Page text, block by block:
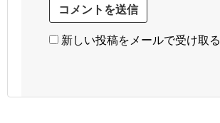
新しい投稿をメールで受け取る